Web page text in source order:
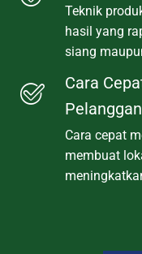
Teknik
hasil yang
siang
Cara
Pelanggan
Cara cepat
membuat